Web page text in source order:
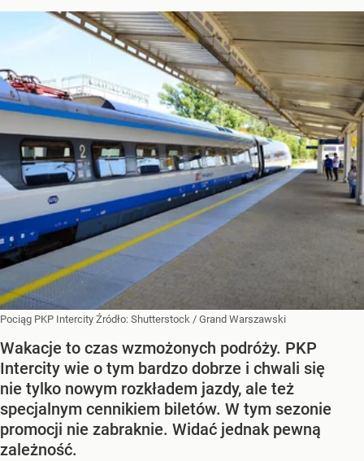
Pociąg PKP Intercity Źródło: Shutterstock / Grand Warszawski
Wakacje to czas wzmożonych podróży. PKP
Intercity wie o tym bardzo dobrze i chwali się
nie tylko nowym rozkładem jazdy, ale też
specjalnym cennikiem biletów. W tym sezonie
promocji nie zabraknie. Widać jednak pewną
zależność.